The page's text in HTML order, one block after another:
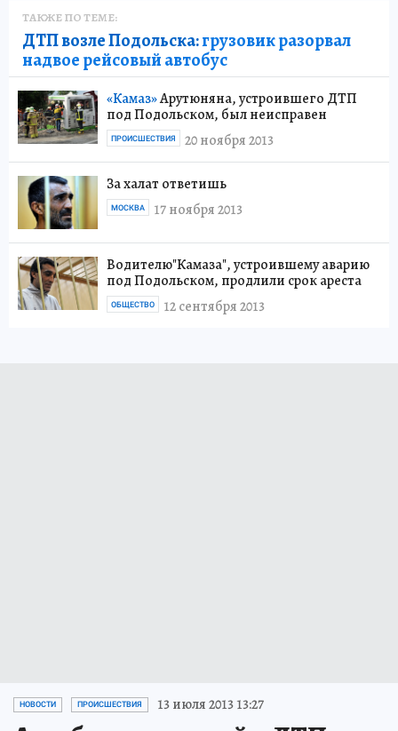
ТАКЖЕ ПО ТЕМЕ:
ДТП возле Подольска:грузовик разорвал
надвое рейсовый автобус
«Камаз»Арутюняна, устроившего ДТП
под Подольском, был неисправен
20 ноября 2013
ПРОИСШЕСТВИЯ
За халат ответишь
17 ноября 2013
МОСКВА
Водителю"Камаза", устроившему аварию
под Подольском, продлили срок ареста
12 сентября 2013
ОБЩЕСТВО
НОВОСТИ ПРОИСШЕСТВИЯ 13 июля 2013 13:27